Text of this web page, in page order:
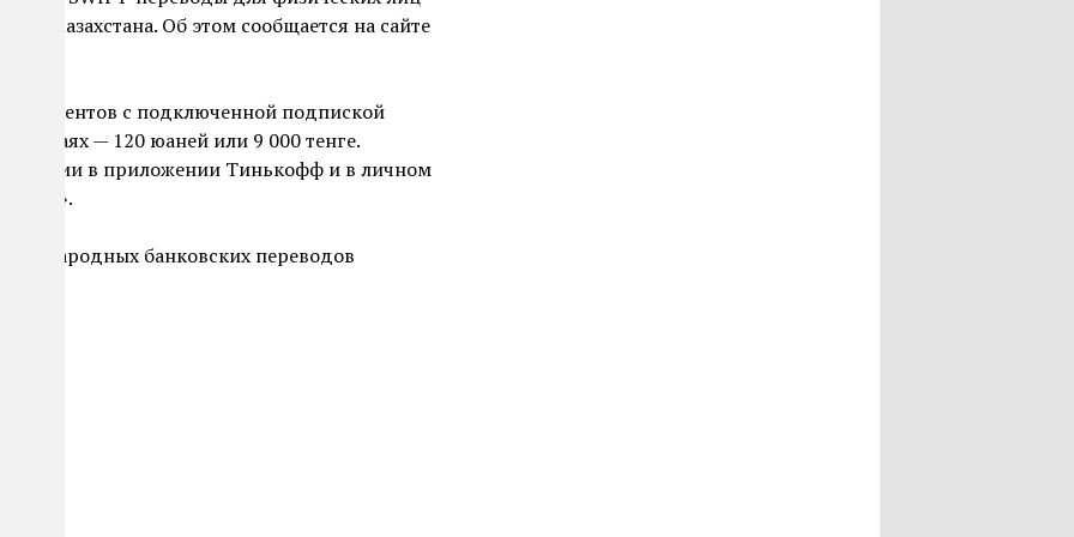
и Казахстана. Об этом сообщается на сайте
клиентов с подключенной подпиской
случаях — 120 юаней или 9 000 тенге.
в приложении Тинькофф и в личном
банковских переводов